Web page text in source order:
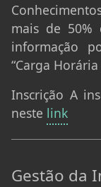
mais de
informação
“Carga
Inscrição A
neste link
Gestão da